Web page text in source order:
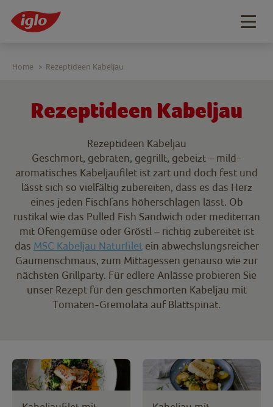
Rezeptideen Kabeljau
Rezeptideen Kabeljau
Geschmort, gebraten, gegrillt, gebeizt – mild-
aromatisches Kabeljaufilet ist zart und doch fest und
lässt sich so vielfältig zubereiten, dass es das Herz
eines jeden Fischfans höherschlagen lässt. Ob
rustikal wie das Pulled Fish Sandwich oder mediterran
mit Ofengemüse oder Gröstl – richtig zubereitet ist
das MSC Kabeljau Naturfiletein abwechslungsreicher
Gaumenschmaus, zum Mittagessen genauso wie zur
nächsten Grillparty. Für edlere Anlässe probieren Sie
unser Rezept für den geschmorten Kabeljau mit
Tomaten-Gremolata auf Blattspinat.
Home > Rezeptideen Kabeljau